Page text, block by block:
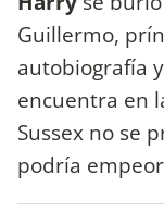
Guillermo,
autobiografía
encuentra en
Sussex no se
podría